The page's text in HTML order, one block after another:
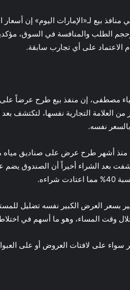
بيع لـ«الإمارات اليوم» إن أسعار
وحجم الطلب والمنافسة في السوق،
الاعتماد على أي تجارب سابقة.
مصطفى، إن منفذ بيع طرح عرضاً
نفسه.
بسعر العرض الكبير نفسه تضليل
وقت المساء، وهو ما أسهم في اختلاط
سواء على لافتات العروض أو على